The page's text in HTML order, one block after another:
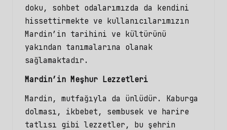
doku, sohbet odalarımızda
da kendini
hissettirmekte ve kullanıcılarımızın
Mardin’in tarihini ve kültürünü
yakından tanımalarına olanak
sağlamaktadır.
Mardin’in Meşhur Lezzetleri
Mardin, mutfağıyla da ünlüdür. Kaburga
dolması, ikbebet, sembusek ve harire
tatlısı gibi lezzetler, bu şehrin